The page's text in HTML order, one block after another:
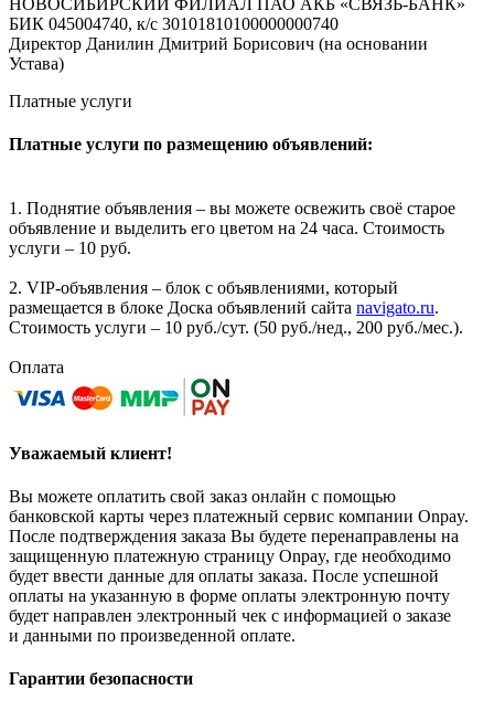
НОВОСИБИРСКИЙ ФИЛИАЛ ПАО АКБ «СВЯЗЬ-БАНК»
БИК 045004740, к/с 30101810100000000740
Директор Данилин Дмитрий Борисович (на основании
Устава)
Платные услуги
Платные услуги по размещению объявлений:
1. Поднятие объявления – вы можете освежить своё старое
объявление и выделить его цветом на 24 часа. Стоимость
услуги – 10 руб.
2. VIP-объявления – блок с объявлениями, который
размещается в блоке Доска объявлений сайта navigato.ru.
Стоимость услуги – 10 руб./сут. (50 руб./нед., 200 руб./мес.).
Оплата
Уважаемый клиент!
Вы можете оплатить свой заказ онлайн с помощью
банковской карты через платежный сервис компании Onpay.
После подтверждения заказа Вы будете перенаправлены на
защищенную платежную страницу Onpay, где необходимо
будет ввести данные для оплаты заказа. После успешной
оплаты на указанную в форме оплаты электронную почту
будет направлен электронный чек с информацией о заказе
и данными по произведенной оплате.
Гарантии безопасности